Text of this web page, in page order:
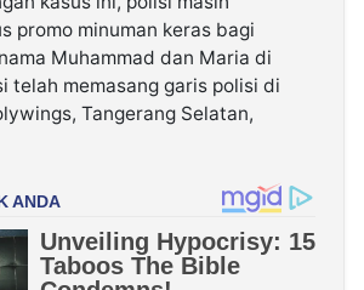
promo minuman keras bagi
Muhammad dan Maria di
telah memasang garis polisi di
Tangerang Selatan,